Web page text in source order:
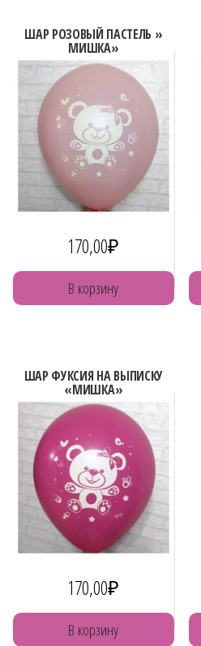
ШАР РОЗОВЫЙ ПАСТЕЛЬ »
МИШКА»
170,00₽
В корзину
ШАР ФУКСИЯ НА ВЫПИСКУ
«МИШКА»
170,00₽
В корзину